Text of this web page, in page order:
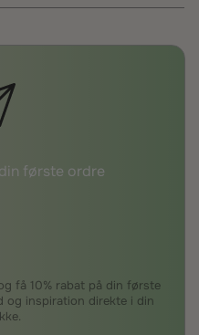
første ordre
få 10% rabat på din første
og inspiration direkte i din